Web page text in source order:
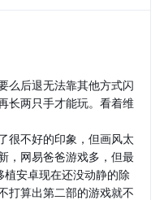
么后退无法靠其他方式闪
长两只手才能玩。看着维
很不好的印象，但画风太
，网易爸爸游戏多，但最
安卓现在还没动静的除
打算出第二部的游戏就不